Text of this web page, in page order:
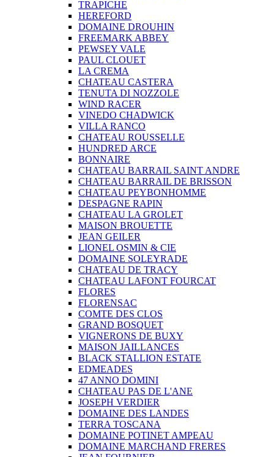
TRAPICHE
HEREFORD
DOMAINE DROUHIN
FREEMARK ABBEY
PEWSEY VALE
PAUL CLOUET
LA CREMA
CHATEAU CASTERA
TENUTA DI NOZZOLE
WIND RACER
VINEDO CHADWICK
VILLA RANCO
CHATEAU ROUSSELLE
HUNDRED ARCE
BONNAIRE
CHATEAU BARRAIL SAINT ANDRE
CHATEAU BARRAIL DE BRISSON
CHATEAU PEYBONHOMME
DESPAGNE RAPIN
CHATEAU LA GROLET
MAISON BROUETTE
JEAN GEILER
LIONEL OSMIN & CIE
DOMAINE SOLEYRADE
CHATEAU DE TRACY
CHATEAU LAFONT FOURCAT
FLORES
FLORENSAC
COMTE DES CLOS
GRAND BOSQUET
VIGNERONS DE BUXY
MAISON JAILLANCES
BLACK STALLION ESTATE
EDMEADES
47 ANNO DOMINI
CHATEAU PAS DE L'ANE
JOSEPH VERDIER
DOMAINE DES LANDES
TERRA TOSCANA
DOMAINE POTINET AMPEAU
DOMAINE MARCHAND FRERES